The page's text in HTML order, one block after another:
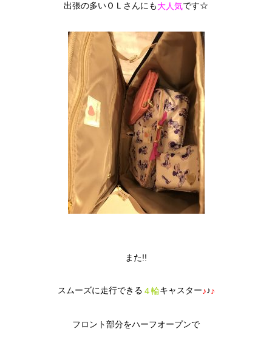
出張の多いＯＬさんにも大人気です☆
また!!
スムーズに走行できる ４輪キャスター♪♪♪
フロント部分をハーフオープンで